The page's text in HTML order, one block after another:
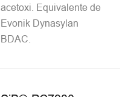
acetoxi. Equivalente de
Evonik Dynasylan
BDAC.